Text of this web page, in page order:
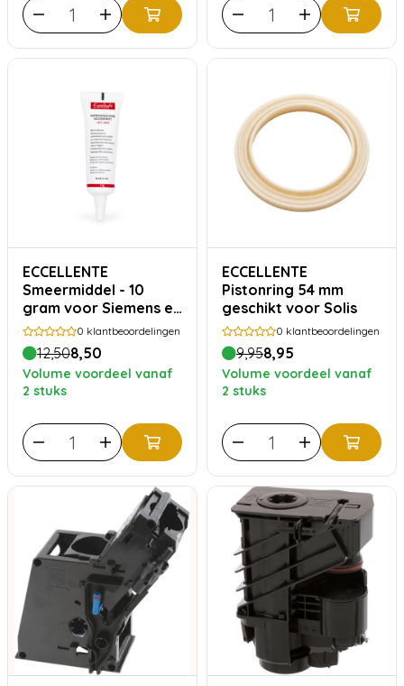
ECCELLENTE
Smeermiddel - 10
gram voor Siemens en
Bosch
0 klantbeoordelingen
12,508,50
Volume voordeel vanaf
2 stuks
ECCELLENTE
Pistonring 54 mm
geschikt voor Solis
0 klantbeoordelingen
9,958,95
Volume voordeel vanaf
2 stuks